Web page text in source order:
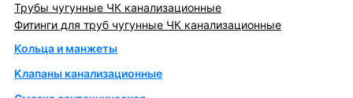
Трубы чугунные ЧК канализационные
Фитинги для труб чугунные ЧК канализационные
Кольца и манжеты
Клапаны канализационные